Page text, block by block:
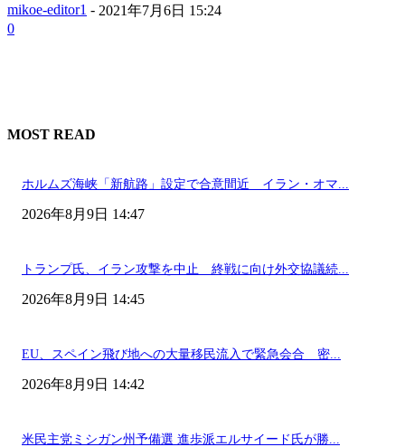
mikoe-editor1 - 2021年7月6日 15:24
0
MOST READ
ホルムズ海峡「新航路」設定で合意間近 イラン・オマ...
2026年8月9日 14:47
トランプ氏、イラン攻撃を中止 終戦に向け外交協議続...
2026年8月9日 14:45
EU、スペイン飛び地への大量移民流入で緊急会合 密...
2026年8月9日 14:42
米民主党ミシガン州予備選 進歩派エルサイード氏が勝...